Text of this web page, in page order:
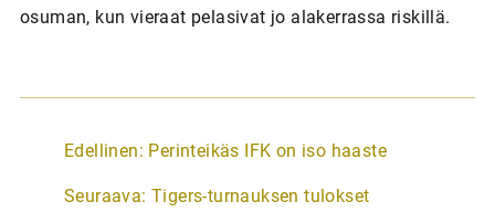
osuman, kun vieraat pelasivat jo alakerrassa riskillä.
A
t
Edellinen: Perinteikäs IFK on iso haaste
Seuraava: Tigers-turnauksen tulokset